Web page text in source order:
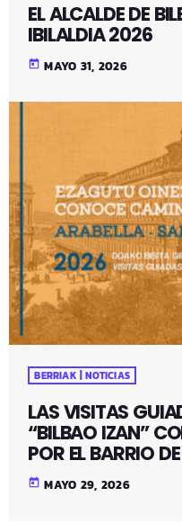
EL ALCALDE DE
IBILALDIA 2026
today MAYO 31, 2026
BERRIAK | NOTICIAS
LAS VISITAS
“BILBAO IZAN”
POR EL BARRIO
today MAYO 29, 2026